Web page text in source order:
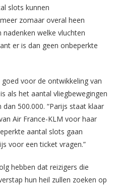
slots kunnen
zomaar overal heen
welke vluchten
er is dan geen onbeperkte
voor de ontwikkeling van
als het aantal vliegbewegingen
500.000. “Parijs staat klaar
Air France-KLM voor haar
aantal slots gaan
voor een ticket vragen.”
hebben dat reizigers die
hun heil zullen zoeken op